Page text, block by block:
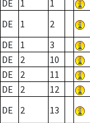
DE 1 1
DE
1 2
DE
1 3
DE
2 10
DE
2 11
DE
2 12
DE
2 13